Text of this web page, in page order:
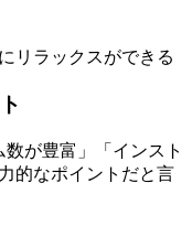
リラックスができる
数が豊富」「インスト
的なポイントだと言